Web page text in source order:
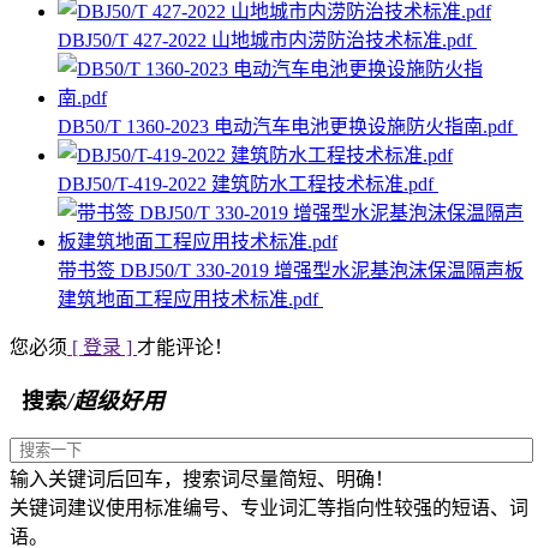
DBJ50/T 427-2022 山地城市内涝防治技术标准.pdf
DB50/T 1360-2023 电动汽车电池更换设施防火指南.pdf
DBJ50/T-419-2022 建筑防水工程技术标准.pdf
带书签 DBJ50/T 330-2019 增强型水泥基泡沫保温隔声板
建筑地面工程应用技术标准.pdf
您必须 [ 登录 ] 才能评论！
搜索/超级好用
输入关键词后回车，搜索词尽量简短、明确！
关键词建议使用标准编号、专业词汇等指向性较强的短语、词
语。